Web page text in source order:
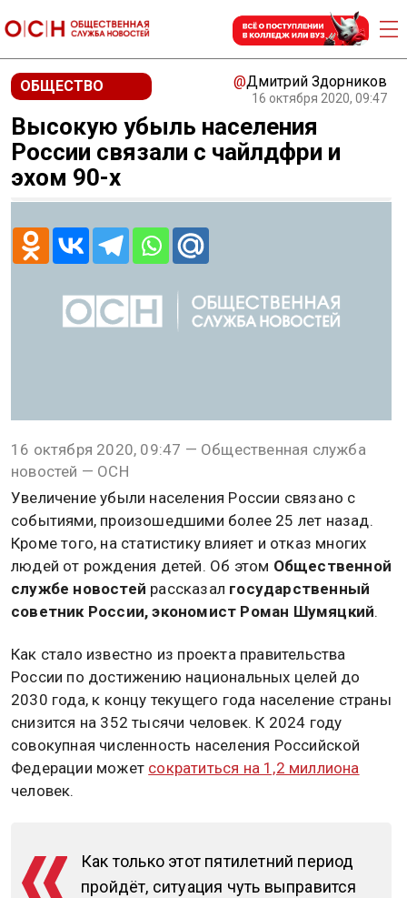
ОБЩЕСТВО @Дмитрий Здорников
16 октября 2020, 09:47
Высокую убыль населения
России связали с чайлдфри и
эхом 90-х
16 октября 2020, 09:47 — Общественная служба
новостей — ОСН
Увеличение убыли населения России связано с
событиями, произошедшими более 25 лет назад.
Кроме того, на статистику влияет и отказ многих
людей от рождения детей. Об этом Общественной
службе новостей рассказал государственный
советник России, экономист Роман Шумяцкий.
Как стало известно из проекта правительства
России по достижению национальных целей до
2030 года, к концу текущего года население страны
снизится на 352 тысячи человек. К 2024 году
совокупная численность населения Российской
Федерации может сократиться на 1,2 миллиона
человек.
Как только этот пятилетний период
пройдёт, ситуация чуть выправится